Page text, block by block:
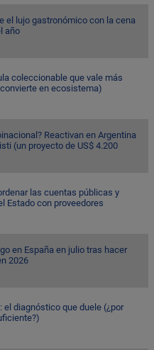
el lujo gastronómico con la cena
año
coleccionable que vale más
en ecosistema)
Reactivan en Argentina
(un proyecto de US$ 4.200
las cuentas públicas y
Estado con proveedores
en España en julio tras hacer
2026
el diagnóstico que duele (¿por